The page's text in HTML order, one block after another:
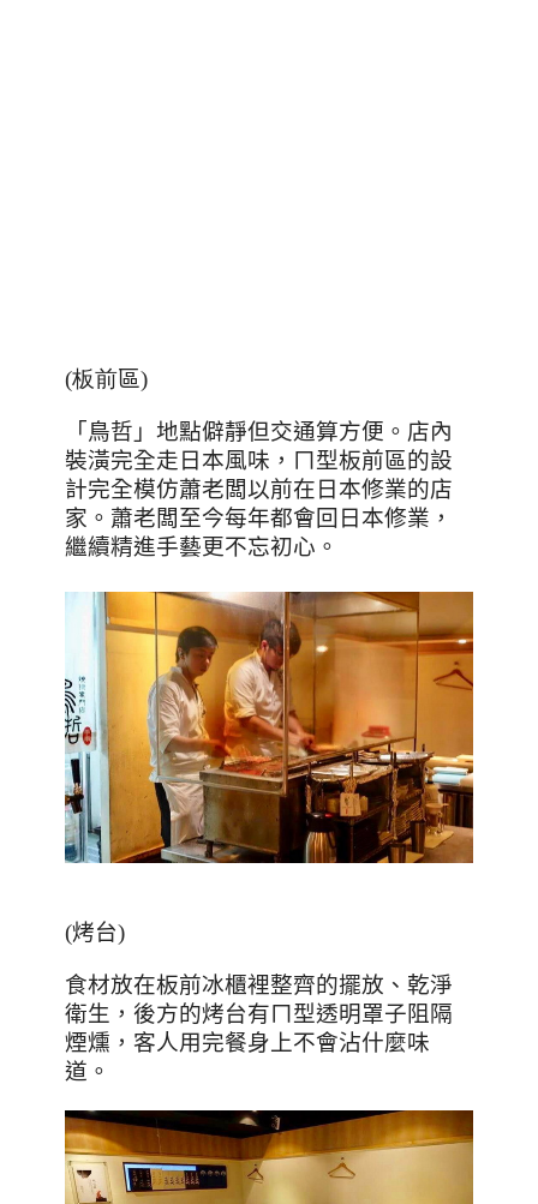
(板前區)
「鳥哲」地點僻靜但交通算方便。店內
裝潢完全走日本風味，ㄇ型板前區的設
計完全模仿蕭老闆以前在日本修業的店
家。 蕭老闆至今每年都會回日本修業，
繼續精進手藝更不忘初心。
(烤台)
食材放在板前冰櫃裡整齊的擺放、乾淨
衛生，後方的烤台有ㄇ型透明罩子阻隔
煙燻，客人用完餐身上不會沾什麼味
道。